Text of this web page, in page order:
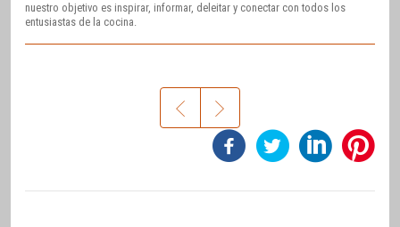
nuestro objetivo es inspirar, informar, deleitar y conectar con todos los
entusiastas de la cocina.